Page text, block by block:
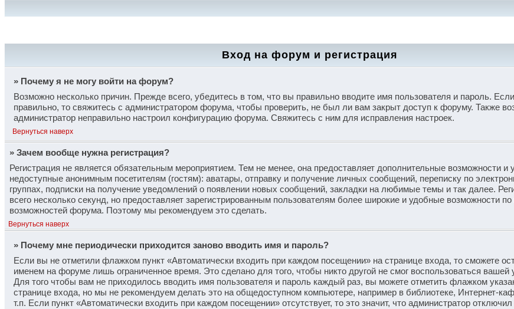
Вход на форум и регистрация
» Почему я не могу войти на форум?
Возможно несколько причин. Прежде всего, убедитесь в том, что вы правильно вводите имя пользователя и пароль.
правильно, то свяжитесь с администратором форума, чтобы проверить, не был ли вам закрыт доступ к форуму. Также
администратор неправильно настроил конфигурацию форума. Свяжитесь с ним для исправления настроек.
Вернуться наверх
» Зачем вообще нужна регистрация?
Регистрация не является обязательным мероприятием. Тем не менее, она предоставляет дополнительные возможности и
недоступные анонимным посетителям (гостям): аватары, отправку и получение личных сообщений, переписку по
группах, подписки на получение уведомлений о появлении новых сообщений, закладки на любимые темы и так далее.
всего несколько секунд, но предоставляет зарегистрированным пользователям более широкие и удобные возможности
возможностей форума. Поэтому мы рекомендуем это сделать.
Вернуться наверх
» Почему мне периодически приходится заново вводить имя и пароль?
Если вы не отметили флажком пункт «Автоматически входить при каждом посещении» на странице входа, то сможете
именем на форуме лишь ограниченное время. Это сделано для того, чтобы никто другой не смог воспользоваться вашей
Для того чтобы вам не приходилось вводить имя пользователя и пароль каждый раз, вы можете отметить флажком
странице входа, но мы не рекомендуем делать это на общедоступном компьютере, например в библиотеке, Интернет-
т.п. Если пункт «Автоматически входить при каждом посещении» отсутствует, то это значит, что администратор